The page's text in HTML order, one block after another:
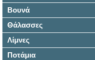
Βουνά
Θάλασσες
Λίμνες
Ποτάμια